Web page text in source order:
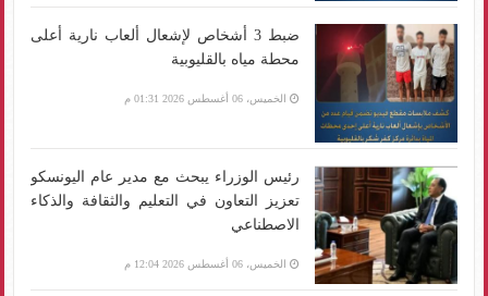
ضبط 3 أشخاص لإشعال ألعاب نارية أعلى
محطة مياه بالقليوبية
الخميس، 06 أغسطس 2026 01:31 م
رئيس الوزراء يبحث مع مدير عام اليونسكو
تعزيز التعاون في التعليم والثقافة والذكاء
الاصطناعي
الخميس، 06 أغسطس 2026 12:04 م